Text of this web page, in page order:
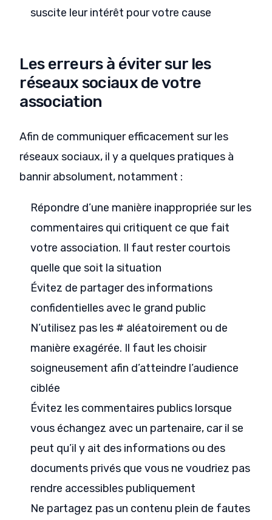
suscite leur intérêt pour votre cause
Les erreurs à éviter sur les
réseaux sociaux de votre
association
Afin de communiquer efficacement sur les
réseaux sociaux, il y a quelques pratiques à
bannir absolument, notamment :
Répondre d’une manière inappropriée sur les
commentaires qui critiquent ce que fait
votre association. Il faut rester courtois
quelle que soit la situation
Évitez de partager des informations
confidentielles avec le grand public
N’utilisez pas les # aléatoirement ou de
manière exagérée. Il faut les choisir
soigneusement afin d’atteindre l’audience
ciblée
Évitez les commentaires publics lorsque
vous échangez avec un partenaire, car il se
peut qu’il y ait des informations ou des
documents privés que vous ne voudriez pas
rendre accessibles publiquement
Ne partagez pas un contenu plein de fautes